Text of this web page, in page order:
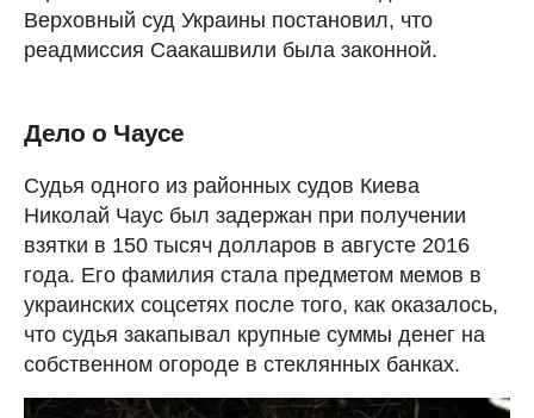
Верховный суд Украины постановил, что
реадмиссия Саакашвили была законной.
Дело о Чаусе
Судья одного из районных судов Киева
Николай Чаус был задержан при получении
взятки в 150 тысяч долларов в августе 2016
года. Его фамилия стала предметом мемов в
украинских соцсетях после того, как оказалось,
что судья закапывал крупные суммы денег на
собственном огороде в стеклянных банках.